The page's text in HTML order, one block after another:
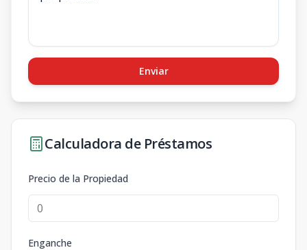
Enviar
Calculadora de Préstamos
Precio de la Propiedad
Enganche